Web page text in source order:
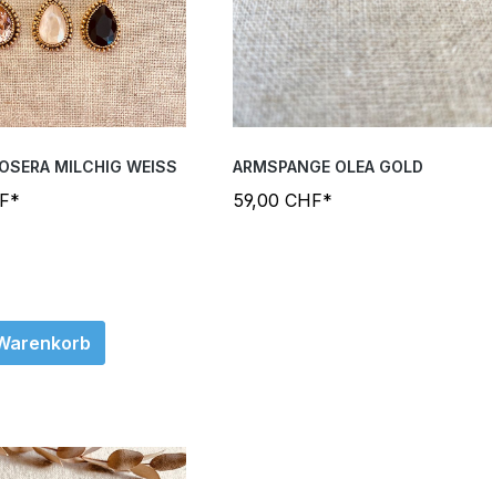
MILCHIG WEISS ARMSPANGE OLEA GOLD
59,00 CHF*